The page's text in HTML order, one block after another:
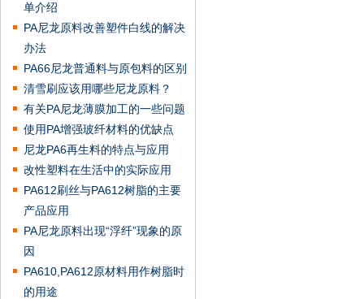
单介绍
PA尼龙原料改善塑件白线的解决
办法
PA66尼龙普通料与原包料的区别
清雪刷应该用哪些尼龙原料？
有关PA尼龙薄膜加工的一些问题
使用PA增强玻纤材料的优缺点
尼龙PA6再生料的特点与应用
改性塑料在生活中的实际应用
PA612刷丝与PA612树脂的主要
产品应用
PA尼龙原料出现“浮纤”现象的原
因
PA610,PA612原材料用作树脂时
的用途